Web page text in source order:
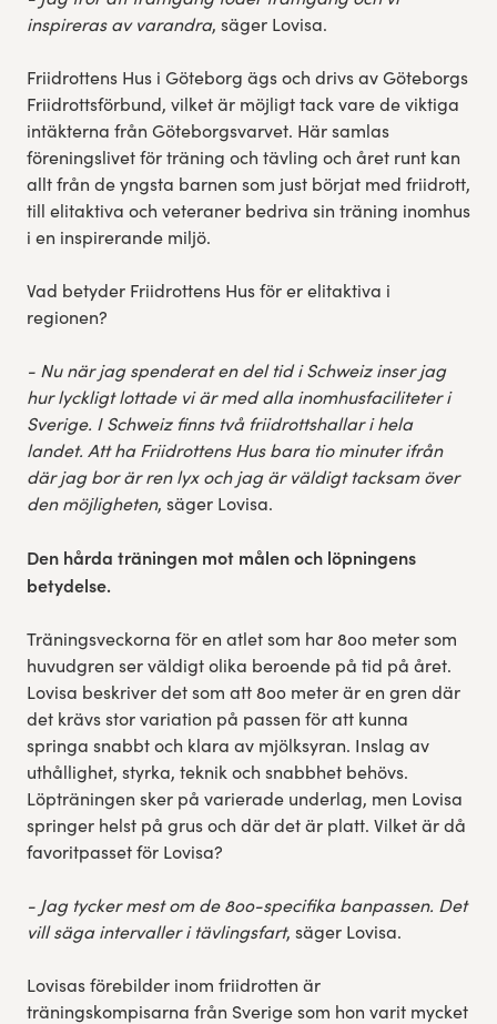
inspireras av varandra, säger Lovisa.
Friidrottens Hus i Göteborg ägs och drivs av Göteborgs
Friidrottsförbund, vilket är möjligt tack vare de viktiga
intäkterna från Göteborgsvarvet. Här samlas
föreningslivet för träning och tävling och året runt kan
allt från de yngsta barnen som just börjat med friidrott,
till elitaktiva och veteraner bedriva sin träning inomhus
i en inspirerande miljö.
Vad betyder Friidrottens Hus för er elitaktiva i
regionen?
- Nu när jag spenderat en del tid i Schweiz inser jag
hur lyckligt lottade vi är med alla inomhusfaciliteter i
Sverige. I Schweiz finns två friidrottshallar i hela
landet. Att ha Friidrottens Hus bara tio minuter ifrån
där jag bor är ren lyx och jag är väldigt tacksam över
den möjligheten, säger Lovisa.
Den hårda träningen mot målen och löpningens
betydelse.
Träningsveckorna för en atlet som har 800 meter som
huvudgren ser väldigt olika beroende på tid på året.
Lovisa beskriver det som att 800 meter är en gren där
det krävs stor variation på passen för att kunna
springa snabbt och klara av mjölksyran. Inslag av
uthållighet, styrka, teknik och snabbhet behövs.
Löpträningen sker på varierade underlag, men Lovisa
springer helst på grus och där det är platt. Vilket är då
favoritpasset för Lovisa?
- Jag tycker mest om de 800-specifika banpassen. Det
vill säga intervaller i tävlingsfart, säger Lovisa.
Lovisas förebilder inom friidrotten är
träningskompisarna från Sverige som hon varit mycket